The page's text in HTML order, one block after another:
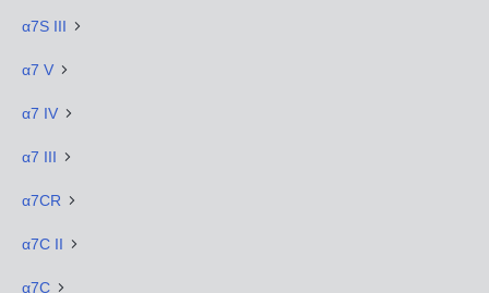
α7S III
α7 V
α7 IV
α7 III
α7CR
α7C II
α7C